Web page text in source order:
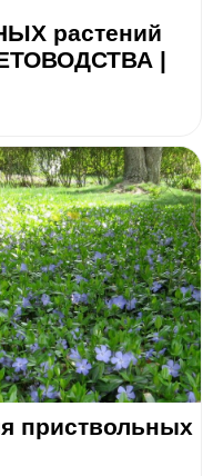
растений
|
приствольных